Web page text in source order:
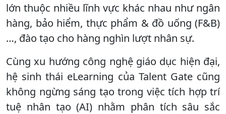
lớn thuộc nhiều lĩnh vực khác nhau như ngân
hàng, bảo hiểm, thực phẩm & đồ uống (F&B)
…, đào tạo cho hàng nghìn lượt nhân sự.
Cùng xu hướng công nghệ giáo dục hiện đại,
hệ sinh thái eLearning của Talent Gate cũng
không ngừng sáng tạo trong việc tích hợp trí
tuệ nhân tạo (AI) nhằm phân tích sâu sắc